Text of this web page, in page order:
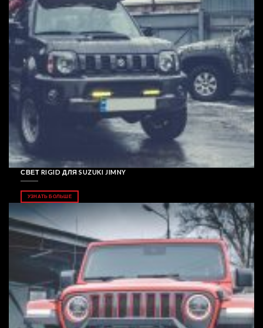
СВЕТ RIGID ДЛЯ SUZUKI JIMNY
УЗНАТЬ БОЛЬШЕ